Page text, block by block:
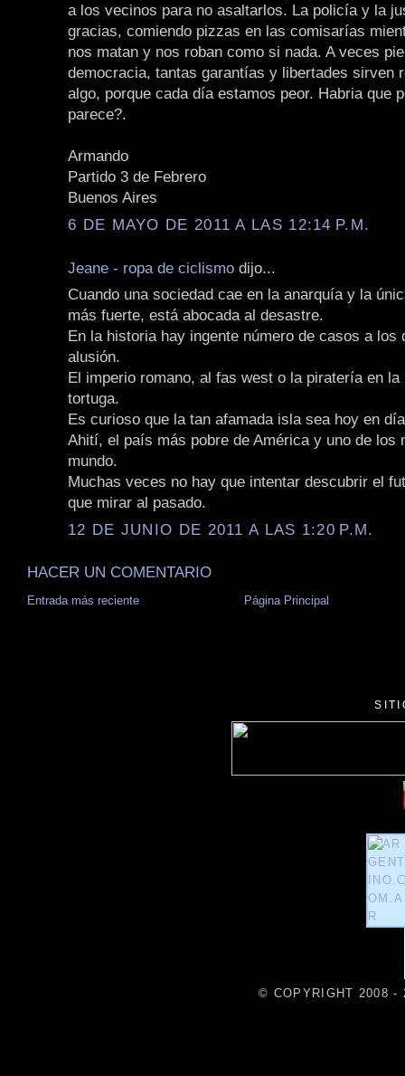
a los vecinos para no asaltarlos. La policía y la
gracias, comiendo pizzas en las comisarías
nos matan y nos roban como si nada. A veces
democracia, tantas garantías y libertades sirven
algo, porque cada día estamos peor. Habria que
parece?.
Armando
Partido 3 de Febrero
Buenos Aires
6 DE MAYO DE 2011 A LAS 12:14 P.M.
Jeane - ropa de ciclismo dijo...
Cuando una sociedad cae en la anarquía y la
más fuerte, está abocada al desastre.
En la historia hay ingente número de casos a los
alusión.
El imperio romano, al fas west o la piratería en la
tortuga.
Es curioso que la tan afamada isla sea hoy en
Ahití, el país más pobre de América y uno de los
mundo.
Muchas veces no hay que intentar descubrir el
que mirar al pasado.
12 DE JUNIO DE 2011 A LAS 1:20 P.M.
HACER UN COMENTARIO
Entrada más reciente Página Principal
© COPYRIGHT 2008